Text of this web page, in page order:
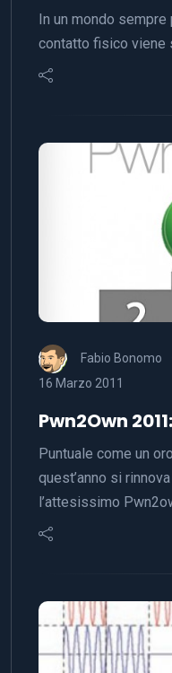
In un mondo
contatto fisico viene
Fabio Bonomo
16 Marzo 2011
Pwn2Own
Puntuale come un
quest’anno si
l’attesissimo